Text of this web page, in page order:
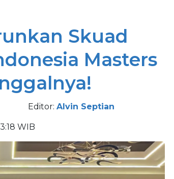
Skuad
Masters
Editor: Alvin Septian
WIB